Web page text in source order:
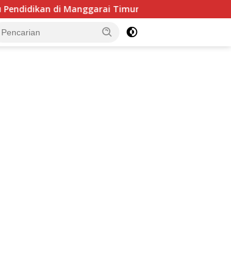
PKKMB Inovatif, Komitmen Kampus STIPAS